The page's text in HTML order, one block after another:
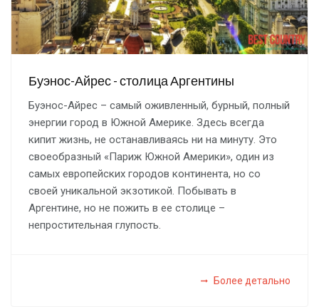
Буэнос-Айрес - столица Аргентины
Буэнос-Айрес – самый оживленный, бурный, полный
энергии город в Южной Америке. Здесь всегда
кипит жизнь, не останавливаясь ни на минуту. Это
своеобразный «Париж Южной Америки», один из
самых европейских городов континента, но со
своей уникальной экзотикой. Побывать в
Аргентине, но не пожить в ее столице –
непростительная глупость.
Более детально